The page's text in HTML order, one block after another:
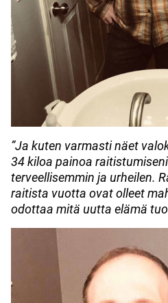
”Ja kuten varmasti näet
34 kiloa painoa
terveellisemmin ja urheilen.
raitista vuotta ovat olleet
odottaa mitä uutta elämä